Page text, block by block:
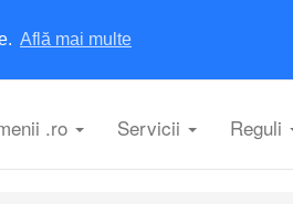
Află mai multe
.ro Servicii Reguli